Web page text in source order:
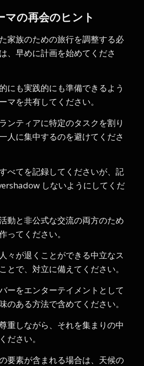
マの再会のヒント
家族のための旅行を調整する必
、早めに計画を始めてくださ
にも実践的にも準備できるよう
マを共有してください。
ンティアに特定のタスクを割り
人に集中するのを避けてくださ
べてを記録してくださいが、記
しないようにしてくだ
動と非公式な交流の両方のため
ってください。
々が退くことができる中立なス
とで、対立に備えてください。
ーをエンターテイメントとして
のある方法で含めてください。
重しながら、それを集まりの中
ださい。
要素が含まれる場合は、天候の